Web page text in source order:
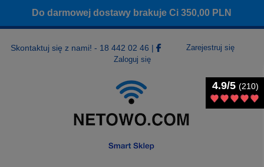
Do darmowej dostawy brakuje Ci350,00 PLN
Skontaktuj się z nami! - 18 442 02 46 |
Zarejestruj się
Zaloguj się
4.9/5 (210)
4.9/5 (210)